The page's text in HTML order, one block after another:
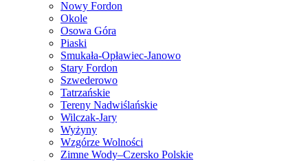
Nowy Fordon
Okole
Osowa Góra
Piaski
Smukała-Opławiec-Janowo
Stary Fordon
Szwederowo
Tatrzańskie
Tereny Nadwiślańskie
Wilczak-Jary
Wyżyny
Wzgórze Wolności
Zimne Wody–Czersko Polskie